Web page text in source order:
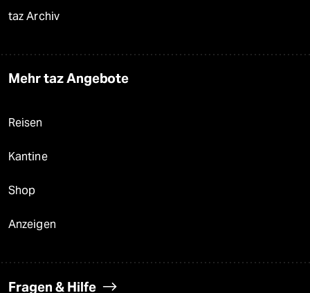
taz Archiv
Mehr taz Angebote
Reisen
Kantine
Shop
Anzeigen
Fragen & Hilfe